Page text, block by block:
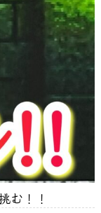
む！！